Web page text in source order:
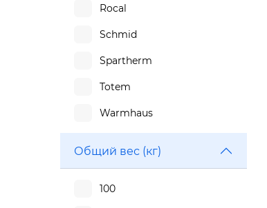
Rocal
Schmid
Spartherm
Totem
Warmhaus
Общий вес (кг)
100